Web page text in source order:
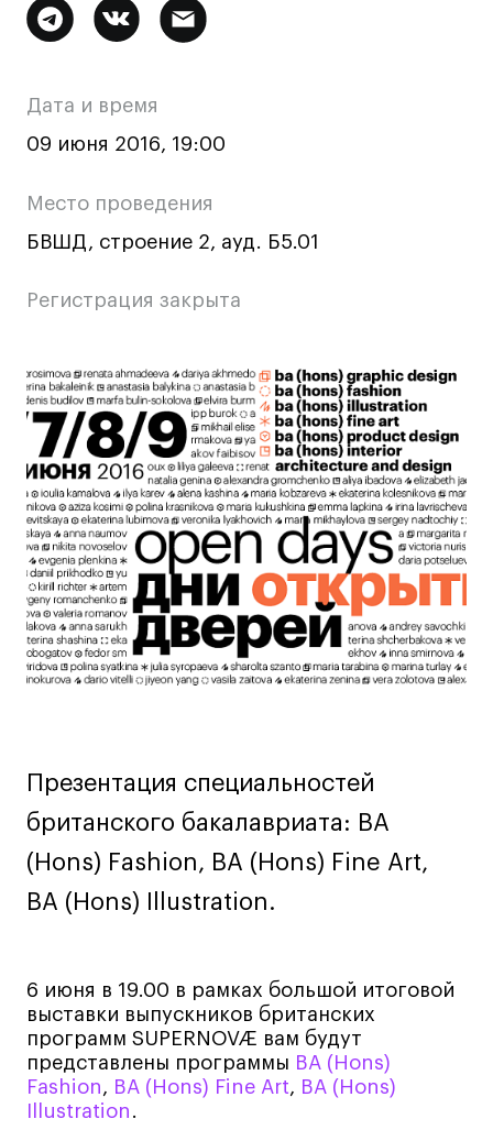
Сценография
Фотография и видео
Дизайн и декорирование интерьера
Бизнес и маркетинг
развитие
Среднесрочные
Ландшафтный дизайн
Онлайн-программы
Дизайн интерьера
Дизайн одежды
Стайлинг
Современная живопись
UX/UI-дизайн
Маркетинг
Все программы
Мода
Маркетинг
Контент
Иллюстрация
Интерьер
Онлайн
Маркетинг и генерация лидов
Искусство
Фотография
Дополнительная
о
мероприятии
Дата и время
09 июня 2016, 19:00
Место проведения
БВШД, строение 2, ауд. Б5.01
Регистрация закрыта
Основная
информация
о
мероприятии
Презентация специальностей
британского бакалавриата: BA
(Hons) Fashion, BA (Hons) Fine Art,
BA (Hons) Illustration.
6 июня в 19.00 в рамках большой итоговой
выставки выпускников британских
программ SUPERNOVÆ вам будут
представлены программы BA (Hons)
Fashion , BA (Hons) Fine Art, BA (Hons)
Illustration .